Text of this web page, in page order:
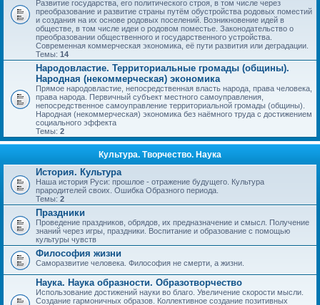
Развитие государства, его политического строя, в том числе через
преобразование и развитие страны путём обустройства родовых поместий
и создания на их основе родовых поселений. Возникновение идей в
обществе, в том числе идеи о родовом поместье. Законодательство о
преобразовании общественного и государственного устройства.
Современная коммерческая экономика, её пути развития или деградации.
Темы: 14
Народовластие. Территориальные громады (общины).
Народная (некоммерческая) экономика
Прямое народовластие, непосредственная власть народа, права человека,
права народа. Первичный субъект местного самоуправления,
непосредственное самоуправление территориальной громады (общины).
Народная (некоммерческая) экономика без наёмного труда с достижением
социального эффекта
Темы: 2
Культура. Творчество. Наука
История. Культура
Наша история Руси: прошлое - отражение будущего. Культура
прародителей своих. Ошибка Образного периода.
Темы: 2
Праздники
Проведение праздников, обрядов, их предназначение и смысл. Получение
знаний через игры, праздники. Воспитание и образование с помощью
культуры чувств
Философия жизни
Саморазвитие человека. Философия не смерти, а жизни.
Наука. Наука образности. Образотворчество
Использование достижений науки во благо. Увеличение скорости мысли.
Создание гармоничных образов. Коллективное создание позитивных